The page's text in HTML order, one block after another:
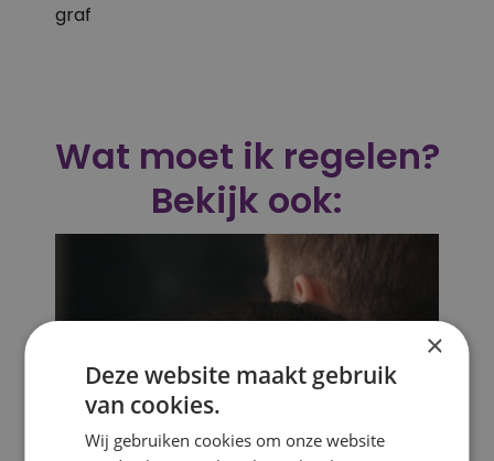
graf
Wat moet ik regelen?
Bekijk ook:
×
Deze website maakt gebruik
van cookies.
Wij gebruiken cookies om onze website